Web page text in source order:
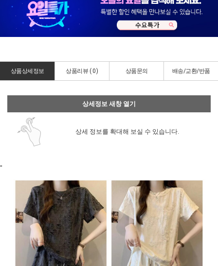
상품상세정보 상품리뷰 ( 0) 상품문의 배송/교환/반품
상세정보 새창 열기
상세 정보를 확대해 보실 수 있습니다.
"